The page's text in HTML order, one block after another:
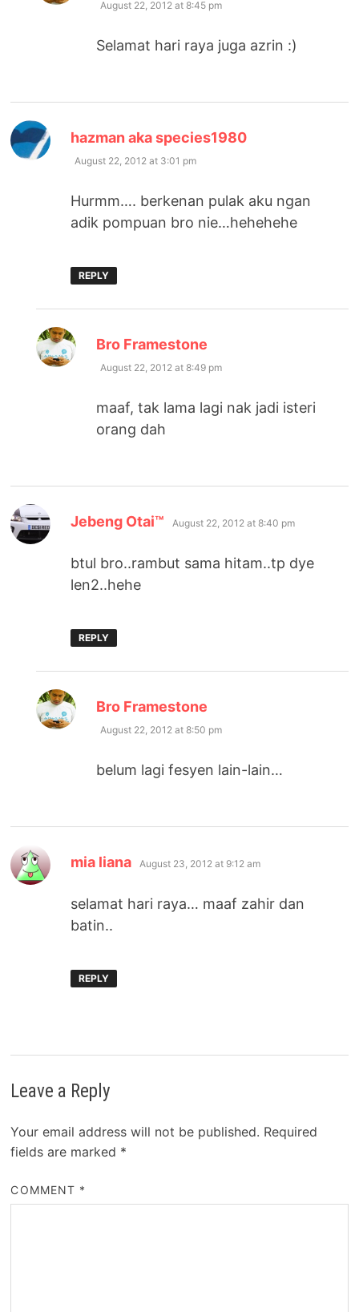
August 22, 2012 at 8:45 pm
Selamat hari raya juga azrin :)
hazman aka species1980
August 22, 2012 at 3:01 pm
Hurmm…. berkenan pulak aku ngan
adik pompuan bro nie…hehehehe
REPLY
Bro Framestone
August 22, 2012 at 8:49 pm
maaf, tak lama lagi nak jadi isteri
orang dah
Jebeng Otai™ says:
August 22, 2012 at 8:40 pm
btul bro..rambut sama hitam..tp dye
len2..hehe
REPLY
Bro Framestone
August 22, 2012 at 8:50 pm
belum lagi fesyen lain-lain…
mia liana says:
August 23, 2012 at 9:12 am
selamat hari raya… maaf zahir dan
batin..
REPLY
Leave a Reply
Your email address will not be published. Required
fields are marked *
COMMENT *